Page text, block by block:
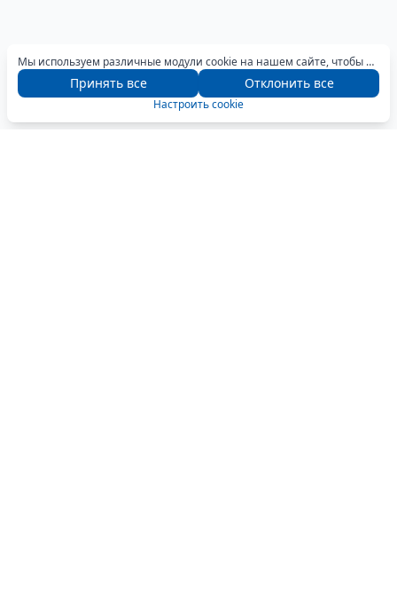
Мы используем различные модули cookie на нашем сайте, чтобы предоставить вам оптимальный опыт навигации. Для получения дополнительной информации нажмите кнопку «Настроить».
Принять все Отклонить все
Настроить cookie